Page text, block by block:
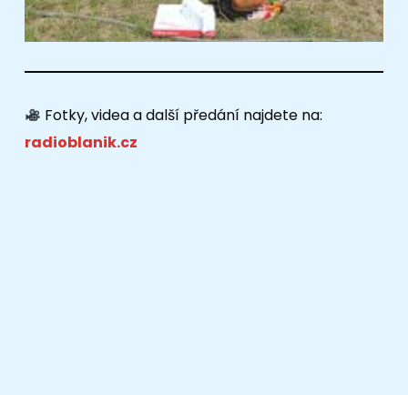
Fotky, videa a další předání najdete na:
radioblanik.cz